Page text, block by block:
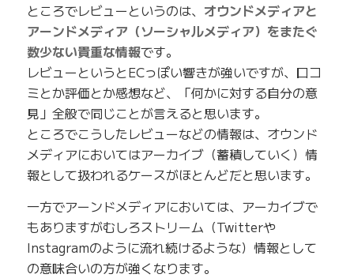
ところでレビューというのは、 オウンドメディアと
アーンドメディア（ソーシャルメディア）をまたぐ
数少ない貴重な情報です。
レビューというとECっぽい響きが強いですが、口コ
ミとか評価とか感想など、「何かに対する自分の意
見」全般で同じことが言えると思います。
ところでこうしたレビューなどの情報は、オウンド
メディアにおいてはアーカイブ（蓄積していく）情
報として扱われるケースがほとんどだと思います。
一方でアーンドメディアにおいては、アーカイブで
もありますがむしろストリーム（Twitterや
Instagramのように流れ続けるような）情報として
の意味合いの方が強くなります。